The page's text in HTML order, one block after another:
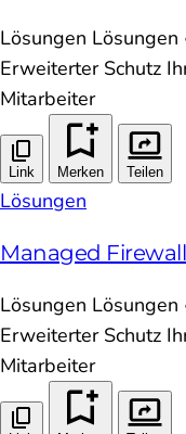
Lösungen Lösungen
Erweiterter Schutz
Mitarbeiter
Link Merken Teilen
Lösungen
Managed
Lösungen Lösungen
Erweiterter Schutz
Mitarbeiter